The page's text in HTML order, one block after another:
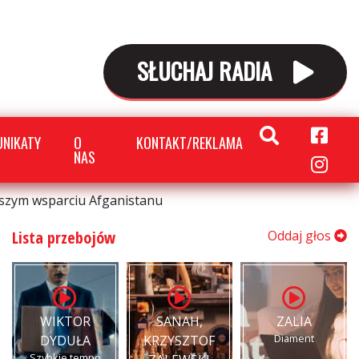
SŁUCHAJ RADIA
O
NAS
KONTAKT/REKLAMA
wsparciu Afganistanu
Lista przebojów Oddaj głos
WIKTOR
DYDUŁA
SANAH,
KRZYSZTOF
ZALIA
Diament